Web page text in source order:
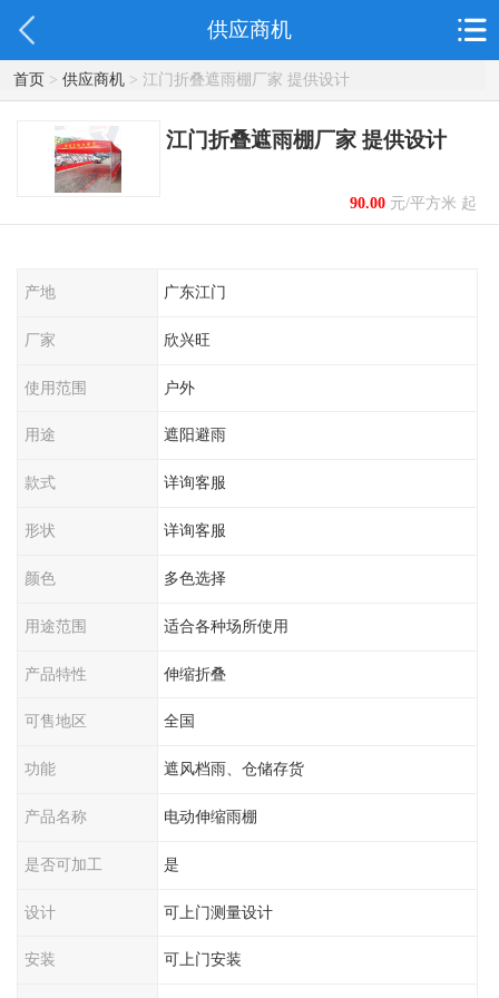
供应商机
首页> 供应商机> 江门折叠遮雨棚厂家 提供设计
江门折叠遮雨棚厂家 提供设计
90.00元/平方米 起
产地 广东江门
厂家 欣兴旺
使用范围 户外
用途 遮阳避雨
款式 详询客服
形状 详询客服
颜色 多色选择
用途范围 适合各种场所使用
产品特性 伸缩折叠
可售地区 全国
功能 遮风档雨、仓储存货
产品名称 电动伸缩雨棚
是否可加工 是
设计 可上门测量设计
安装 可上门安装